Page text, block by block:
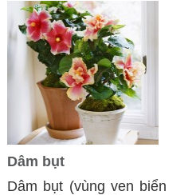
Dâm bụt
Dâm bụt (vùng ven biển